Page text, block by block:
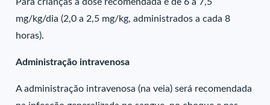
mg/kg/dia (2,0 a 2,5 mg/kg, administrados a cada 8
horas).
Administração intravenosa
A administração intravenosa (na veia) será recomendada